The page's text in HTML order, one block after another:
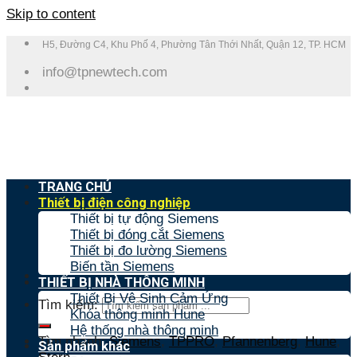
Skip to content
H5, Đường C4, Khu Phố 4, Phường Tân Thới Nhất, Quận 12, TP. HCM
info@tpnewtech.com
Tìm kiếm:
Tìm nhanh:Siemens,TPPRO,Pfannenberg,Hune,
TRANG CHỦ
Thiết bị điện công nghiệp
Thiết bị tự động Siemens
Thiết bị đóng cắt Siemens
Thiết bị đo lường Siemens
Biến tần Siemens
THIẾT BỊ NHÀ THÔNG MINH
Thiết Bị Vệ Sinh Cảm Ứng
Khóa thông minh Hune
Hệ thống nhà thông minh
Sản phẩm khác